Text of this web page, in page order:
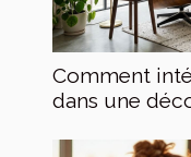
Comment
dans une